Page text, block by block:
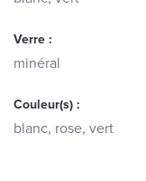
Verre :
minéral
Couleur(s) :
blanc, rose, vert